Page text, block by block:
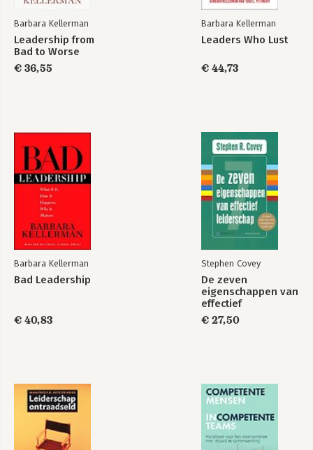
Barbara Kellerman
Leadership from
Bad to Worse
€ 36,55
Barbara Kellerman
Leaders Who Lust
€ 44,73
Barbara Kellerman
Bad Leadership
€ 40,83
Stephen Covey
De zeven
eigenschappen van
effectief
leiderschap
€ 27,50